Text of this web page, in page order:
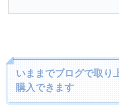
いままでブログで取り
購入できます